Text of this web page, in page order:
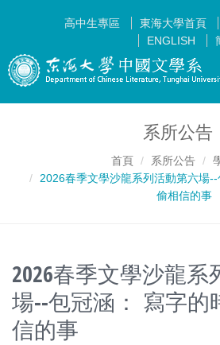
高中生專區 東海大學首頁
ENGLISH
系所公告
首頁 系所公告
2026春季文學沙龍系列活動第六場
偷相信的事
2026春季文學沙龍系
場--包冠涵： 寫字的
信的事